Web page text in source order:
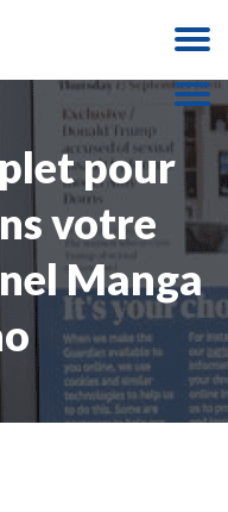
pour
votre
Manga